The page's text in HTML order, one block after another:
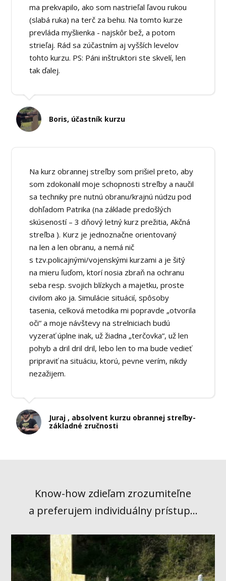
ma prekvapilo, ako som nastrieľal ľavou rukou
(slabá ruka) na terč za behu. Na tomto kurze
prevláda myšlienka - najskôr bež, a potom
strieľaj. Rád sa zúčastním aj vyšších levelov
tohto kurzu. PS: Páni inštruktori ste skvelí, len
tak ďalej.
Boris, účastník kurzu
Na kurz obrannej streľby som prišiel preto, aby
som zdokonalil moje schopnosti streľby a naučil
sa techniky pre nutnú obranu/krajnú núdzu pod
dohľadom Patrika (na základe predošlých
skúseností – 3 dňový letný kurz prežitia, Akčná
streľba ). Kurz je jednoznačne orientovaný
na len a len obranu, a nemá nič
s tzv.policajnými/vojenskými kurzami a je šitý
na mieru ľuďom, ktorí nosia zbraň na ochranu
seba resp. svojich blízkych a majetku, proste
civilom ako ja. Simulácie situácií, spôsoby
tasenia, celková metodika mi popravde „otvorila
oči“ a moje návštevy na strelniciach budú
vyzerať úplne inak, už žiadna „terčovka“, už len
pohyb a dril dril dril, lebo len to ma bude vedieť
pripraviť na situáciu, ktorú, pevne verím, nikdy
nezažijem.
Juraj , absolvent kurzu obrannej streľby-
základné zručnosti
Know-how zdieľam zrozumiteľne
a preferujem individuálny prístup...